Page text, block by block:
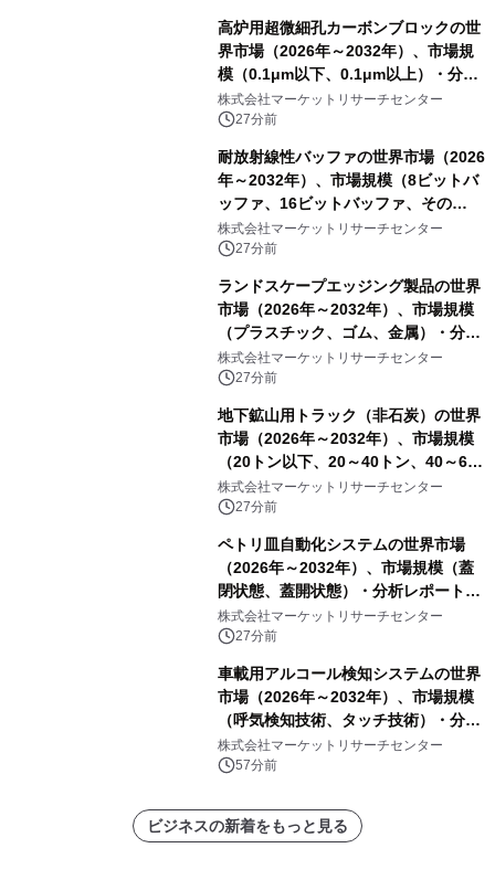
高炉用超微細孔カーボンブロックの世
界市場（2026年～2032年）、市場規
模（0.1μm以下、0.1μm以上）・分析
レポートを発表
株式会社マーケットリサーチセンター
27分前
耐放射線性バッファの世界市場（2026
年～2032年）、市場規模（8ビットバ
ッファ、16ビットバッファ、その
他）・分析レポートを発表
株式会社マーケットリサーチセンター
27分前
ランドスケープエッジング製品の世界
市場（2026年～2032年）、市場規模
（プラスチック、ゴム、金属）・分析
レポートを発表
株式会社マーケットリサーチセンター
27分前
地下鉱山用トラック（非石炭）の世界
市場（2026年～2032年）、市場規模
（20トン以下、20～40トン、40～60
トン、60トン超）・分析レポートを発
表
株式会社マーケットリサーチセンター
27分前
ペトリ皿自動化システムの世界市場
（2026年～2032年）、市場規模（蓋
閉状態、蓋開状態）・分析レポートを
発表
株式会社マーケットリサーチセンター
27分前
車載用アルコール検知システムの世界
市場（2026年～2032年）、市場規模
（呼気検知技術、タッチ技術）・分析
レポートを発表
株式会社マーケットリサーチセンター
57分前
ビジネスの新着をもっと見る